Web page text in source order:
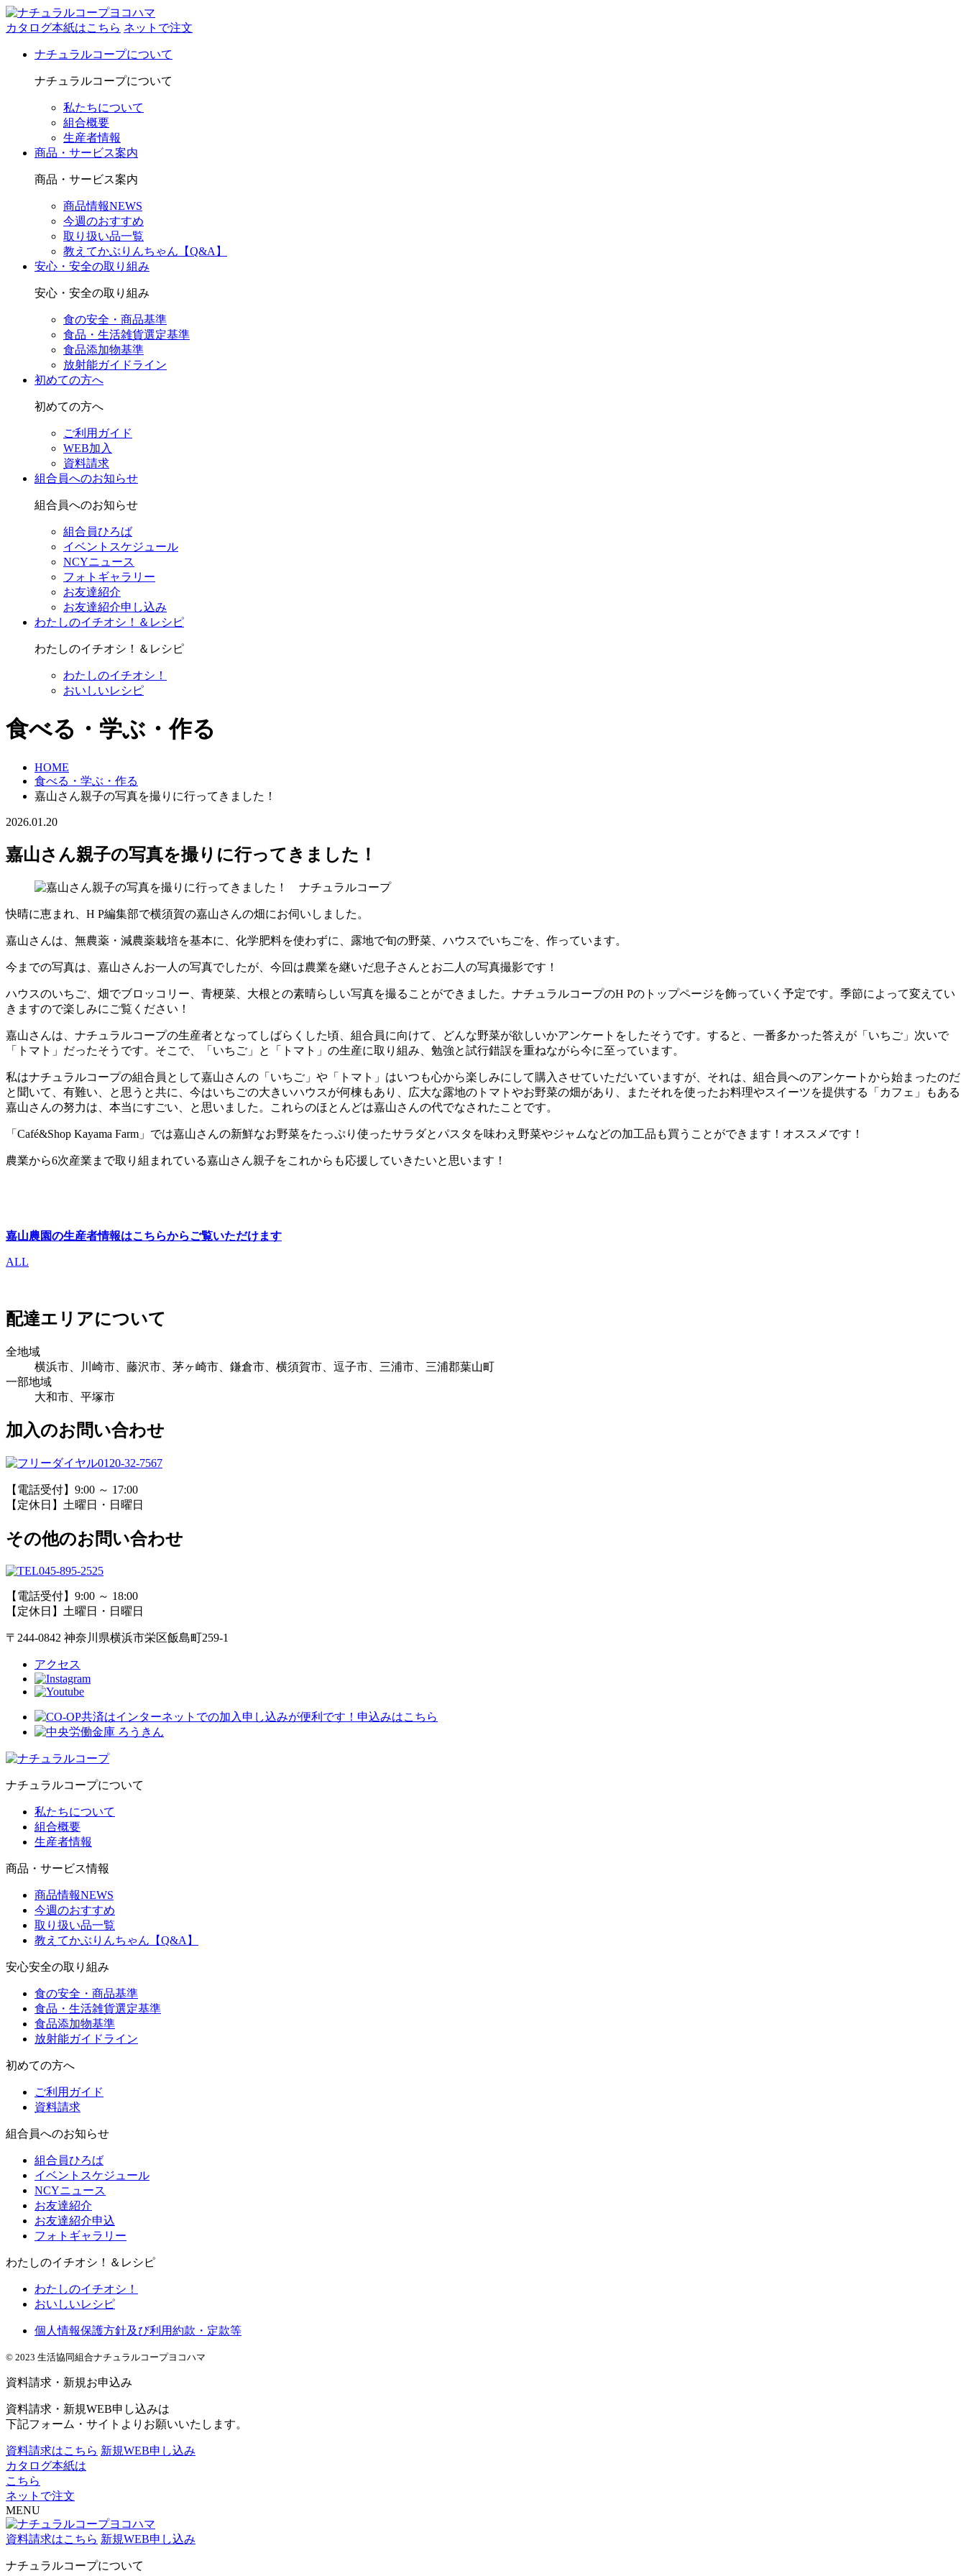
カタログ本紙はこちら ネットで注文
ナチュラルコープについて
ナチュラルコープについて
私たちについて
組合概要
生産者情報
商品・サービス案内
商品・サービス案内
商品情報NEWS
今週のおすすめ
取り扱い品一覧
教えてかぶりんちゃん【Q&A】
安心・安全の取り組み
安心・安全の取り組み
食の安全・商品基準
食品・生活雑貨選定基準
食品添加物基準
放射能ガイドライン
初めての方へ
初めての方へ
ご利用ガイド
WEB加入
資料請求
組合員へのお知らせ
組合員へのお知らせ
組合員ひろば
イベントスケジュール
NCYニュース
フォトギャラリー
お友達紹介
お友達紹介申し込み
わたしのイチオシ！＆レシピ
わたしのイチオシ！＆レシピ
わたしのイチオシ！
おいしいレシピ
食べる・学ぶ・作る
HOME
食べる・学ぶ・作る
嘉山さん親子の写真を撮りに行ってきました！
2026.01.20
嘉山さん親子の写真を撮りに行ってきました！
快晴に恵まれ、H P編集部で横須賀の嘉山さんの畑にお伺いしました。
嘉山さんは、無農薬・減農薬栽培を基本に、化学肥料を使わずに、露地で旬の野菜、ハウスでいちごを、作っています。
今までの写真は、嘉山さんお一人の写真でしたが、今回は農業を継いだ息子さんとお二人の写真撮影です！
ハウスのいちご、畑でブロッコリー、青梗菜、大根との素晴らしい写真を撮ることができました。ナチュラルコープのH Pのトップページを飾っていく予定です。季節によって変えてい
きますので楽しみにご覧ください！
嘉山さんは、ナチュラルコープの生産者となってしばらくした頃、組合員に向けて、どんな野菜が欲しいかアンケートをしたそうです。すると、一番多かった答えが「いちご」次いで
「トマト」だったそうです。そこで、「いちご」と「トマト」の生産に取り組み、勉強と試行錯誤を重ねながら今に至っています。
私はナチュラルコープの組合員として嘉山さんの「いちご」や「トマト」はいつも心から楽しみにして購入させていただいていますが、それは、組合員へのアンケートから始まったのだ
と聞いて、有難い、と思うと共に、今はいちごの大きいハウスが何棟もあり、広大な露地のトマトやお野菜の畑があり、またそれを使ったお料理やスイーツを提供する「カフェ」もある
嘉山さんの努力は、本当にすごい、と思いました。これらのほとんどは嘉山さんの代でなされたことです。
「Café&Shop Kayama Farm」では嘉山さんの新鮮なお野菜をたっぷり使ったサラダとパスタを味わえ野菜やジャムなどの加工品も買うことができます！オススメです！
農業から6次産業まで取り組まれている嘉山さん親子をこれからも応援していきたいと思います！
嘉山農園の生産者情報はこちらからご覧いただけます
ALL
配達エリアについて
全地域
横浜市、川崎市、藤沢市、茅ヶ崎市、鎌倉市、横須賀市、逗子市、三浦市、三浦郡葉山町
一部地域
大和市、平塚市
加入のお問い合わせ
0120-32-7567
【電話受付】9:00 ～ 17:00
【定休日】土曜日・日曜日
その他のお問い合わせ
045-895-2525
【電話受付】9:00 ～ 18:00
【定休日】土曜日・日曜日
〒244-0842 神奈川県横浜市栄区飯島町259-1
アクセス
ナチュラルコープについて
私たちについて
組合概要
生産者情報
商品・サービス情報
商品情報NEWS
今週のおすすめ
取り扱い品一覧
教えてかぶりんちゃん【Q&A】
安心安全の取り組み
食の安全・商品基準
食品・生活雑貨選定基準
食品添加物基準
放射能ガイドライン
初めての方へ
ご利用ガイド
資料請求
組合員へのお知らせ
組合員ひろば
イベントスケジュール
NCYニュース
お友達紹介
お友達紹介申込
フォトギャラリー
わたしのイチオシ！＆レシピ
わたしのイチオシ！
おいしいレシピ
個人情報保護方針及び利用約款・定款等
© 2023 生活協同組合ナチュラルコープヨコハマ
資料請求・新規お申込み
資料請求・新規WEB申し込みは
下記フォーム・サイトよりお願いいたします。
資料請求はこちら 新規WEB申し込み
カタログ本紙は
こちら
ネットで注文
MENU
資料請求はこちら 新規WEB申し込み
ナチュラルコープについて